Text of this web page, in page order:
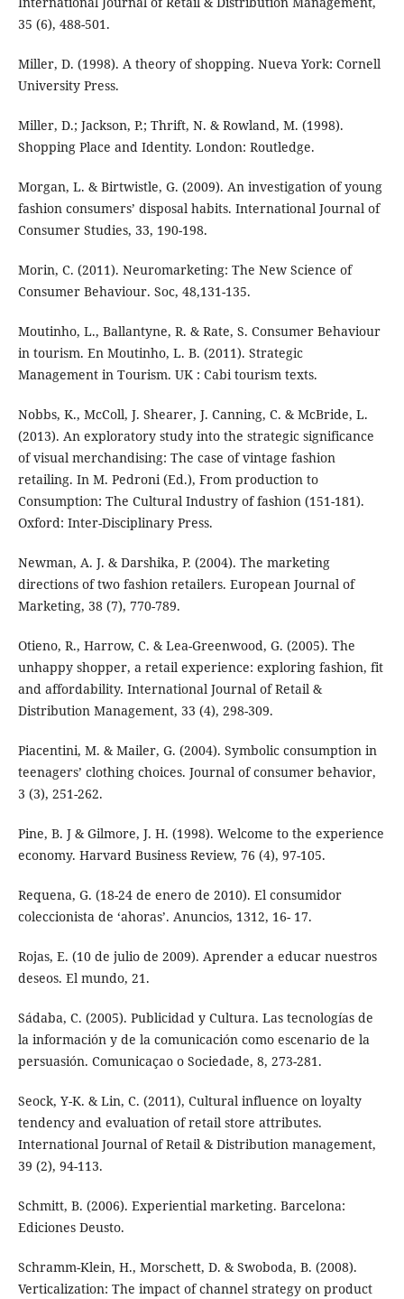
35 (6), 488-501.
Miller, D. (1998). A theory of shopping. Nueva York: Cornell
University Press.
Miller, D.; Jackson, P.; Thrift, N. & Rowland, M. (1998).
Shopping Place and Identity. London: Routledge.
Morgan, L. & Birtwistle, G. (2009). An investigation of young
fashion consumers’ disposal habits. International Journal of
Consumer Studies, 33, 190-198.
Morin, C. (2011). Neuromarketing: The New Science of
Consumer Behaviour. Soc, 48,131-135.
Moutinho, L., Ballantyne, R. & Rate, S. Consumer Behaviour
in tourism. En Moutinho, L. B. (2011). Strategic
Management in Tourism. UK : Cabi tourism texts.
Nobbs, K., McColl, J. Shearer, J. Canning, C. & McBride, L.
(2013). An exploratory study into the strategic significance
of visual merchandising: The case of vintage fashion
retailing. In M. Pedroni (Ed.), From production to
Consumption: The Cultural Industry of fashion (151-181).
Oxford: Inter-Disciplinary Press.
Newman, A. J. & Darshika, P. (2004). The marketing
directions of two fashion retailers. European Journal of
Marketing, 38 (7), 770-789.
Otieno, R., Harrow, C. & Lea-Greenwood, G. (2005). The
unhappy shopper, a retail experience: exploring fashion, fit
and affordability. International Journal of Retail &
Distribution Management, 33 (4), 298-309.
Piacentini, M. & Mailer, G. (2004). Symbolic consumption in
teenagers’ clothing choices. Journal of consumer behavior,
3 (3), 251-262.
Pine, B. J & Gilmore, J. H. (1998). Welcome to the experience
economy. Harvard Business Review, 76 (4), 97-105.
Requena, G. (18-24 de enero de 2010). El consumidor
coleccionista de ‘ahoras’. Anuncios, 1312, 16- 17.
Rojas, E. (10 de julio de 2009). Aprender a educar nuestros
deseos. El mundo, 21.
Sádaba, C. (2005). Publicidad y Cultura. Las tecnologías de
la información y de la comunicación como escenario de la
persuasión. Comunicaçao o Sociedade, 8, 273-281.
Seock, Y-K. & Lin, C. (2011), Cultural influence on loyalty
tendency and evaluation of retail store attributes.
International Journal of Retail & Distribution management,
39 (2), 94-113.
Schmitt, B. (2006). Experiential marketing. Barcelona:
Ediciones Deusto.
Schramm-Klein, H., Morschett, D. & Swoboda, B. (2008).
Verticalization: The impact of channel strategy on product